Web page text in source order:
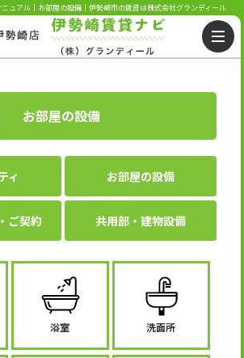
ュアル｜お部屋の設備｜伊勢崎市の賃貸は株式会社グランディール
お部屋の設備
ィ お部屋の設備
ご契約 共用部・建物設備
浴室 洗面所